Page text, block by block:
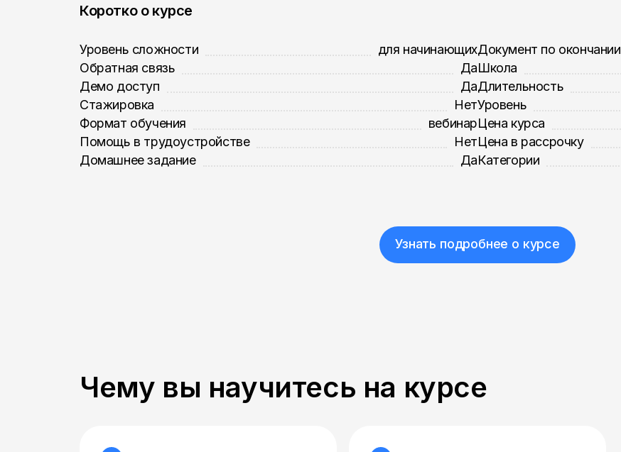
Коротко о курсе
Уровень сложности
для начинающих
Обратная связь
Да
Демо доступ
Да
Стажировка
Нет
Формат обучения
вебинар
Помощь в трудоустройстве
Нет
Домашнее задание
Да
Документ по окончании
Школа
Длительность
Уровень
Цена курса
Цена в рассрочку
Категории
Узнать подробнее о курсе
Чему вы научитесь на курсе